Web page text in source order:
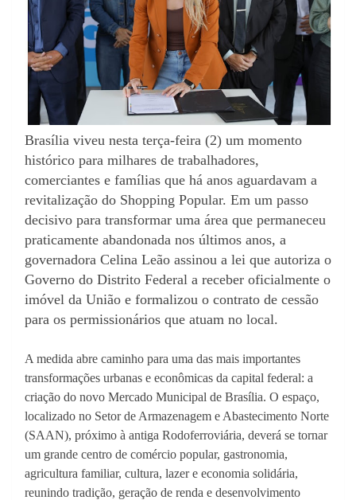
Brasília viveu nesta terça-feira (2) um momento
histórico para milhares de trabalhadores,
comerciantes e famílias que há anos aguardavam a
revitalização do Shopping Popular. Em um passo
decisivo para transformar uma área que permaneceu
praticamente abandonada nos últimos anos, a
governadora Celina Leão assinou a lei que autoriza o
Governo do Distrito Federal a receber oficialmente o
imóvel da União e formalizou o contrato de cessão
para os permissionários que atuam no local.
A medida abre caminho para uma das mais importantes
transformações urbanas e econômicas da capital federal: a
criação do novo Mercado Municipal de Brasília. O espaço,
localizado no Setor de Armazenagem e Abastecimento Norte
(SAAN), próximo à antiga Rodoferroviária, deverá se tornar
um grande centro de comércio popular, gastronomia,
agricultura familiar, cultura, lazer e economia solidária,
reunindo tradição, geração de renda e desenvolvimento